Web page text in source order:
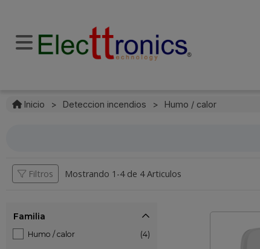
Inicio > Deteccion incendios > Humo / calor
Filtros Mostrando 1-4de 4 Articulos
Familia
Humo / calor (4)